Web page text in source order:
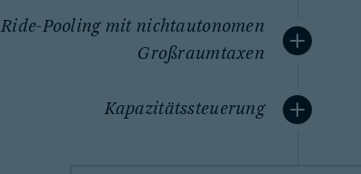
Ride-Pooling mit nichtautonomen
Großraumtaxen
Kapazitätssteuerung